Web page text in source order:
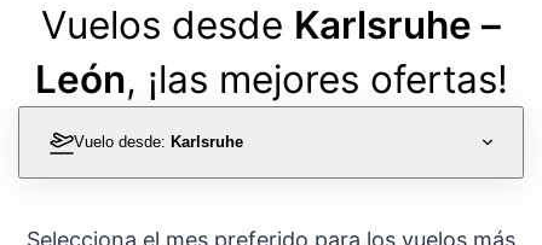
Vuelos desde Karlsruhe –
León, ¡las mejores ofertas!
Vuelo desde: Karlsruhe
Selecciona el mes preferido para los vuelos más